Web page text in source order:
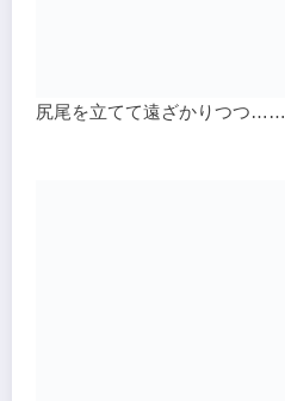
尻尾を立てて遠ざかりつつ……